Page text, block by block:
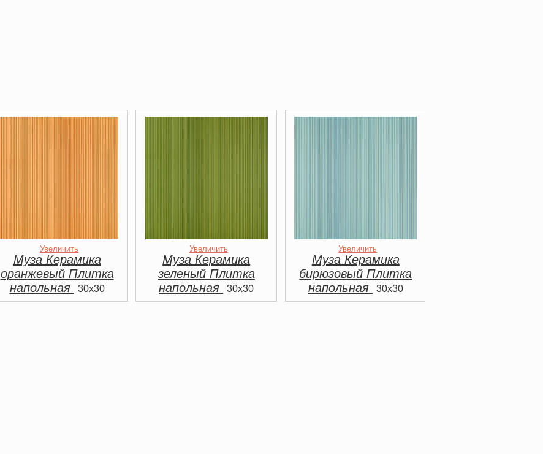
Увеличить
Муза Керамика
оранжевый Плитка
напольная
30x30
Увеличить
Муза Керамика
зеленый Плитка
напольная
30x30
Увеличить
Муза Керамика
бирюзовый Плитка
напольная
30x30